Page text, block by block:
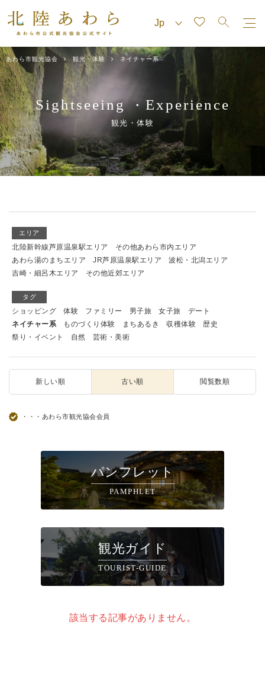
あわら市観光協会 観光・体験 ネイチャー系
Sightseeing・ Experience
観光・体験
エリア
北陸新幹線芦原温泉駅エリア
その他あわら市内エリア
あわら湯のまちエリア
JR芦原温泉駅エリア
波松・北潟エリア
吉崎・細呂木エリア
その他近郊エリア
タグ
ショッピング 体験 ファミリー 男子旅 女子旅
デート
ネイチャー系
ものづくり体験 まちあるき 収穫体験
歴史
祭り・イベント
自然 芸術・美術
新しい順 古い順 閲覧数順
・・・あわら市観光協会会員
パンフレット
PAMPHLET
観光ガイド
TOURIST-GUIDE
該当する記事がありません。